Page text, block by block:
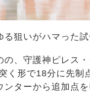
狙いがハマった試
、守護神ピレス
く形で18分に先
ターから追加点